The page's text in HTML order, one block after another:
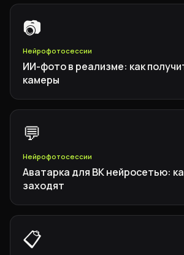
📷
Нейрофотосессии
ИИ-фото в реализме: как
камеры
💬
Нейрофотосессии
Аватарка для ВК нейросетью:
заходят
📋